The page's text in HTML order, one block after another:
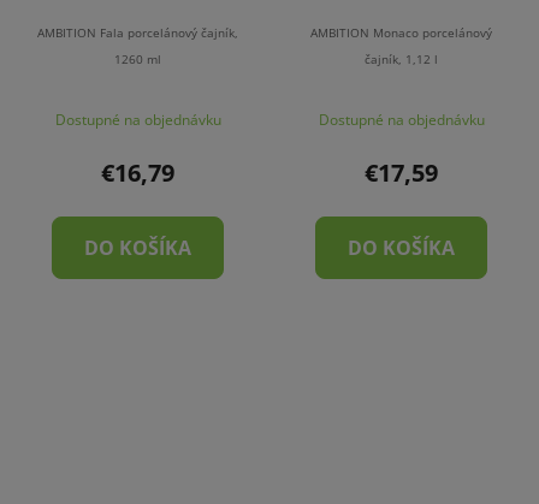
AMBITION Fala porcelánový čajník,
1260 ml
Dostupné na objednávku
€16,79
DO KOŠÍKA
AMBITION Monaco porcelánový
čajník, 1,12 l
Dostupné na objednávku
€17,59
DO KOŠÍKA